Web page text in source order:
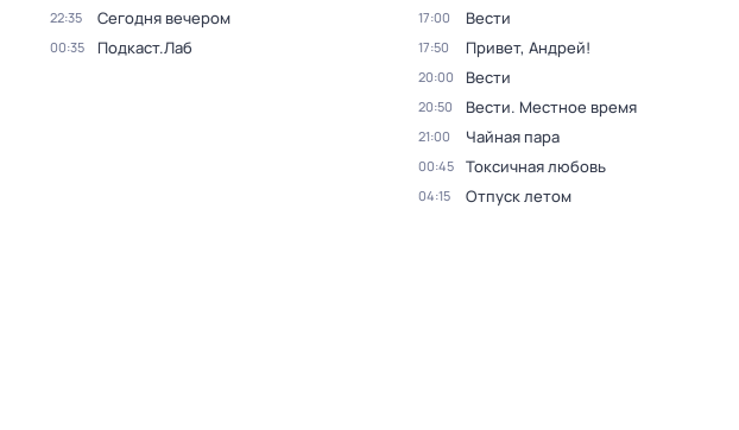
22:35 Сегодня вечером
00:35 Подкаст.Лаб
17:00 Вести
17:50 Привет, Андрей!
20:00 Вести
20:50 Вести. Местное время
21:00 Чайная пара
00:45 Токсичная любовь
04:15 Отпуск летом